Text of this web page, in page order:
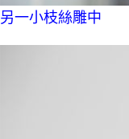
另一小枝絲雕中